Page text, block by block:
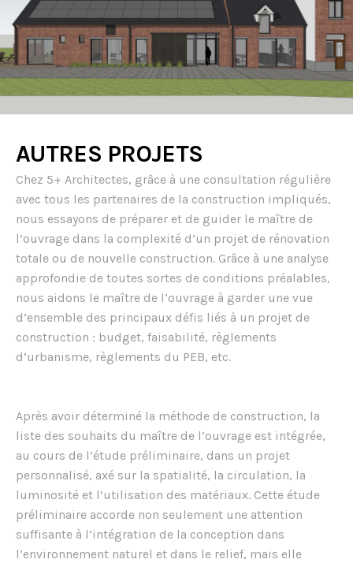
AUTRES PROJETS
Chez 5+ Architectes, grâce à une consultation régulière
avec tous les partenaires de la construction impliqués,
nous essayons de préparer et de guider le maître de
l’ouvrage dans la complexité d’un projet de rénovation
totale ou de nouvelle construction. Grâce à une analyse
approfondie de toutes sortes de conditions préalables,
nous aidons le maître de l’ouvrage à garder une vue
d’ensemble des principaux défis liés à un projet de
construction : budget, faisabilité, règlements
d’urbanisme, règlements du PEB, etc.
Après avoir déterminé la méthode de construction, la
liste des souhaits du maître de l’ouvrage est intégrée,
au cours de l’étude préliminaire, dans un projet
personnalisé, axé sur la spatialité, la circulation, la
luminosité et l’utilisation des matériaux. Cette étude
préliminaire accorde non seulement une attention
suffisante à l’intégration de la conception dans
l’environnement naturel et dans le relief, mais elle